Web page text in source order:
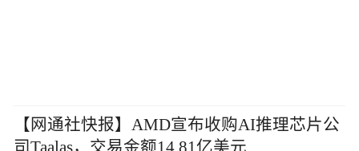
【网通社快报】AMD宣布收购AI推理芯片公
司Taalas，交易金额14.81亿美元